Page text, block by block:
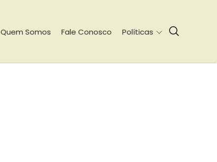
Quem Somos Fale Conosco Políticas